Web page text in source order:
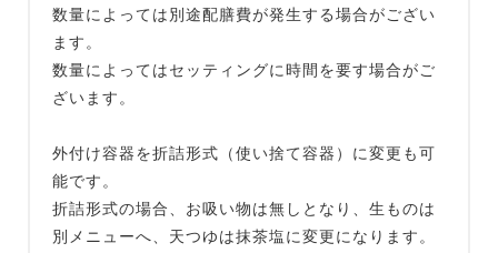
数量によっては別途配膳費が発生する場合がござい
ます。
数量によってはセッティングに時間を要す場合がご
ざいます。
外付け容器を折詰形式（使い捨て容器）に変更も可
能です。
折詰形式の場合、お吸い物は無しとなり、生ものは
別メニューへ、天つゆは抹茶塩に変更になります。